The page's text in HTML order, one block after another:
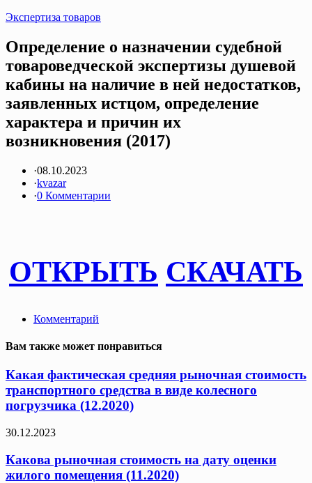
Экспертиза товаров
Определение о назначении судебной
товароведческой экспертизы душевой
кабины на наличие в ней недостатков,
заявленных истцом, определение
характера и причин их
возникновения (2017)
·08.10.2023
·kvazar
·0 Комментарии
ОТКРЫТЬ СКАЧАТЬ
Комментарий
Вам также может понравиться
Какая фактическая средняя рыночная стоимость
транспортного средства в виде колесного
погрузчика (12.2020)
30.12.2023
Какова рыночная стоимость на дату оценки
жилого помещения (11.2020)